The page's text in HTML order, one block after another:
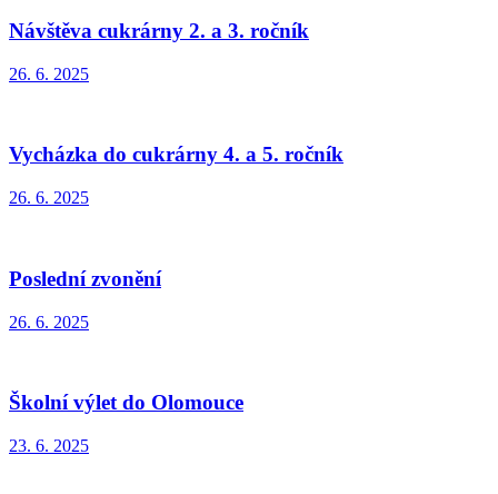
Návštěva cukrárny 2. a 3. ročník
26. 6. 2025
Vycházka do cukrárny 4. a 5. ročník
26. 6. 2025
Poslední zvonění
26. 6. 2025
Školní výlet do Olomouce
23. 6. 2025